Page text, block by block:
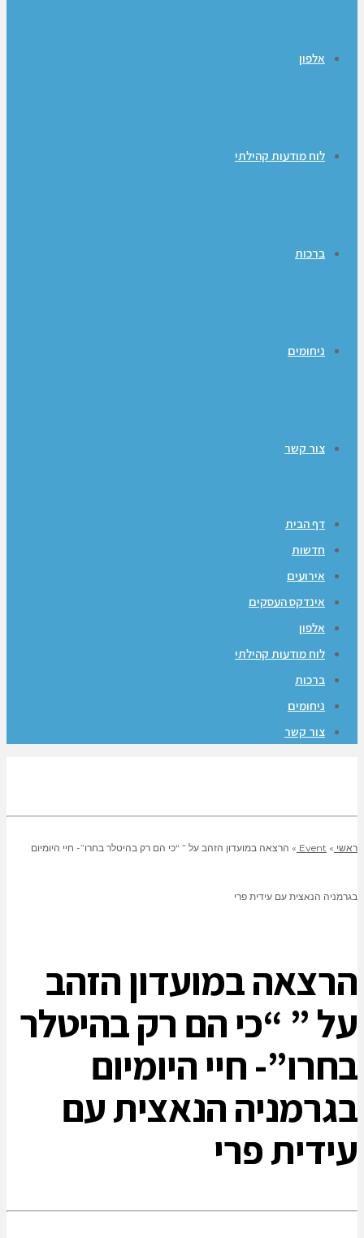
אלפון
לוח מודעות קהילתי
ברכות
ניחומים
צור קשר
דף הבית
חדשות
אירועים
אינדקס העסקים
אלפון
לוח מודעות קהילתי
ברכות
ניחומים
צור קשר
ראשי »
Event
» הרצאה במועדון הזהב על ” “כי הם רק בהיטלר בחרו”- חיי היומיום
בגרמניה הנאצית עם עידית פרי
הרצאה במועדון הזהב
על ” “כי הם רק בהיטלר
בחרו”- חיי היומיום
בגרמניה הנאצית עם
עידית פרי